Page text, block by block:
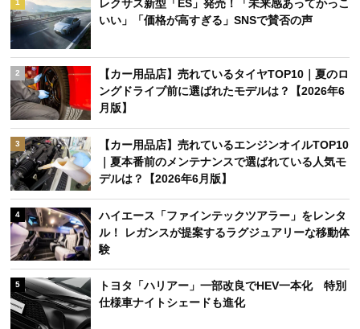
1
レクサス新型「ES」発売！「未来感あってかっこ
いい」「価格が高すぎる」SNSで賛否の声
2
【カー用品店】売れているタイヤTOP10｜夏のロ
ングドライブ前に選ばれたモデルは？【2026年6
月版】
3
【カー用品店】売れているエンジンオイルTOP10
｜夏本番前のメンテナンスで選ばれている人気モ
デルは？【2026年6月版】
4
ハイエース「ファインテックツアラー」をレンタ
ル！ レガンスが提案するラグジュアリーな移動体
験
5
トヨタ「ハリアー」一部改良でHEV一本化 特別
仕様車ナイトシェードも進化